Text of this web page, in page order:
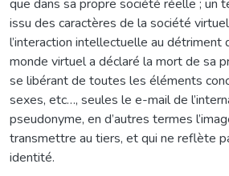
que dans sa propre société réelle ; un
issu des caractères de la société
l’interaction intellectuelle au détriment
monde virtuel a déclaré la mort de sa
se libérant de toutes les éléments
sexes, etc…, seules le e-mail de
pseudonyme, en d’autres termes
transmettre au tiers, et qui ne reflète
identité.